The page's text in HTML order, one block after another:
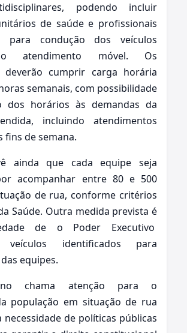
podendo incluir
de saúde e profissionais
para condução dos veículos
atendimento móvel. Os
deverão cumprir carga horária
semanais, com possibilidade
dos horários às demandas da
incluindo atendimentos
fins de semana.
ainda que cada equipe seja
acompanhar entre 80 e 500
de rua, conforme critérios
Saúde. Outra medida prevista é
de o Poder Executivo
veículos identificados para
equipes.
chama atenção para o
população em situação de rua
necessidade de políticas públicas